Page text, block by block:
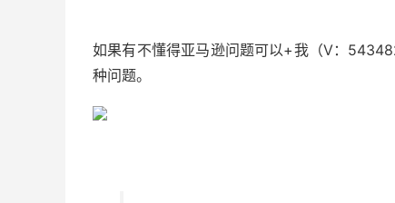
如果有不懂得亚马逊问题可以+我（V：
种问题。